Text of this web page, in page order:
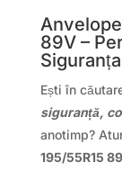
Anvelope
89V –
Ești în
siguranță,
anotimp?
195/55R15